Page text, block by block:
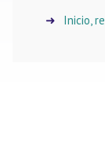
Inicio,